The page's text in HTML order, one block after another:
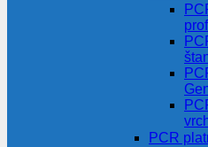
PCR